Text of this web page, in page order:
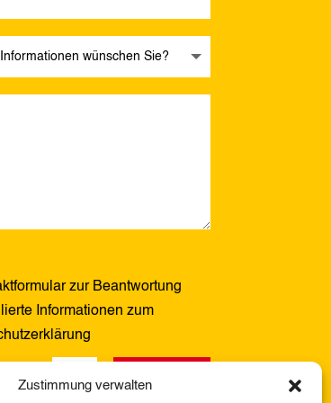
Zustimmung verwalten
zur Beantwortung
Informationen zum
3 + 14 = Senden